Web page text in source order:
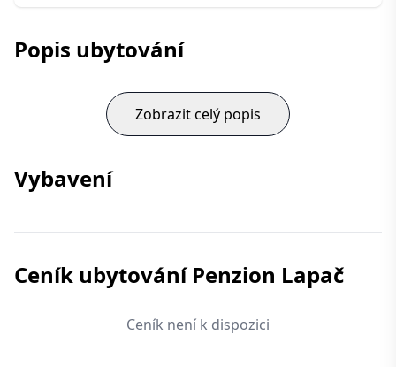
Popis ubytování
Zobrazit celý popis
Vybavení
Ceník ubytování Penzion Lapač
Ceník není k dispozici